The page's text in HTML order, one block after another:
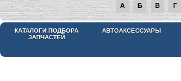
А Б В Г
КАТАЛОГИ ПОДБОРА
ЗАПЧАСТЕЙ
АВТОАКСЕССУАРЫ